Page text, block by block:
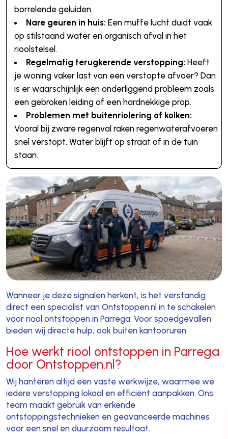
borrelende geluiden.
Nare geuren in huis: Een muffe lucht duidt vaak
op stilstaand water en organisch afval in het
rioolstelsel.
Regelmatig terugkerende verstopping: Heeft
je woning vaker last van een verstopte afvoer? Dan
is er waarschijnlijk een onderliggend probleem zoals
een gebroken leiding of een hardnekkige prop.
Problemen met buitenriolering of kolken:
Vooral bij zware regenval raken regenwaterafvoeren
snel verstopt. Water blijft op straat of in de tuin
staan.
Wanneer je deze signalen herkent, is het verstandig
direct een specialist van Ontstoppen.nl in te schakelen
voor riool ontstoppen in Parrega. Voor spoedgevallen
bieden wij directe hulp, ook buiten kantooruren.
Hoe werkt riool ontstoppen in Parrega
door Ontstoppen.nl?
Wij hanteren altijd een vaste werkwijze, waarmee we
iedere verstopping lokaal en efficiënt aanpakken. Ons
team maakt gebruik van erkende
ontstoppingstechnieken en geavanceerde machines
voor een snel en duurzaam resultaat.